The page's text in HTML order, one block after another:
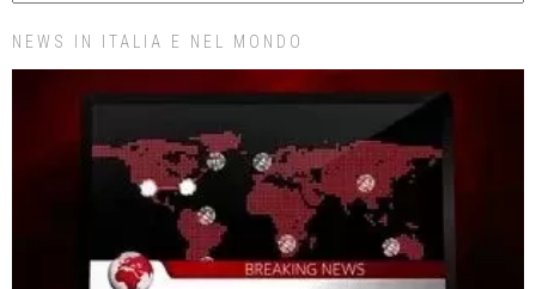
NEWS IN ITALIA E NEL MONDO